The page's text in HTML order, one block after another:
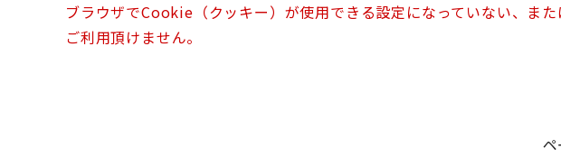
ブラウザでCookie（クッキー）が使用できる設定になっていない、ま
ご利用頂けません。
ペ